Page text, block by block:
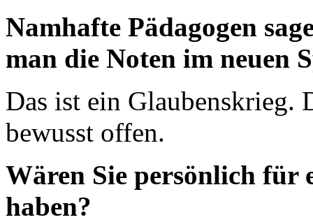
Namhafte Pädagogen
man die Noten im neuen
Das ist ein Glaubenskrieg.
bewusst offen.
Wären Sie persönlich für
haben?